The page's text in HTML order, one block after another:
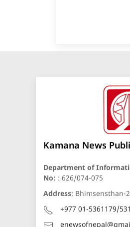
Kamana News
Department of
No: : 626/074-075
Address: Bhimsensthan-
+977 01-5361179/